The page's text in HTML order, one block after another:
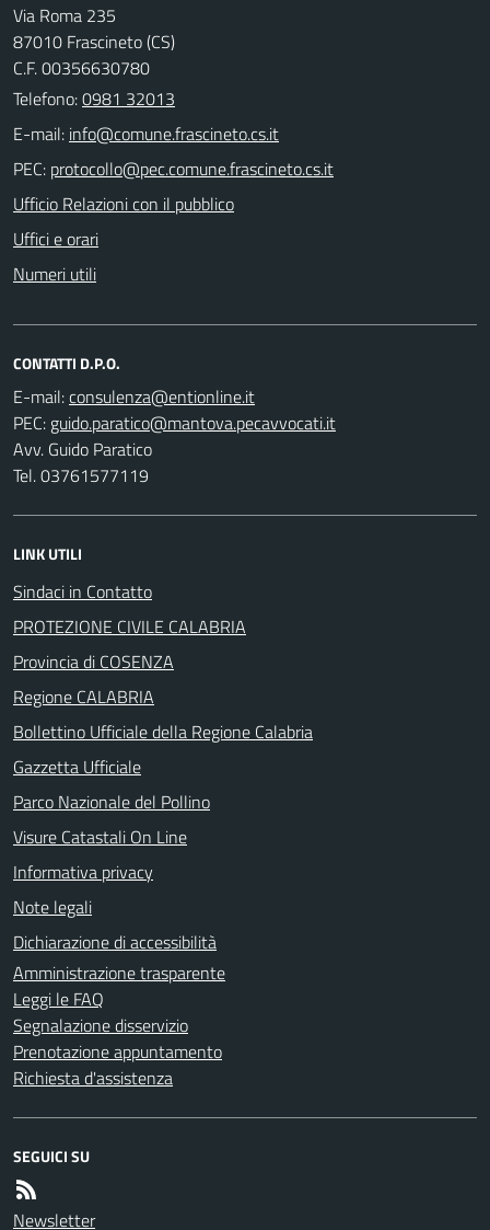
Via Roma 235
87010 Frascineto (CS)
C.F. 00356630780
Telefono:0981 32013
E-mail:
PEC:
Ufficio Relazioni con il pubblico
Uffici e orari
Numeri utili
CONTATTI D.P.O.
E-mail:
PEC:
Avv. Guido Paratico
Tel. 03761577119
LINK UTILI
Sindaci in Contatto
PROTEZIONE CIVILE CALABRIA
Provincia di COSENZA
Regione CALABRIA
Bollettino Ufficiale della Regione Calabria
Gazzetta Ufficiale
Parco Nazionale del Pollino
Visure Catastali On Line
Informativa privacy
Note legali
Dichiarazione di accessibilità
Amministrazione trasparente
Leggi le FAQ
Segnalazione disservizio
Prenotazione appuntamento
Richiesta d'assistenza
SEGUICI SU
Newsletter